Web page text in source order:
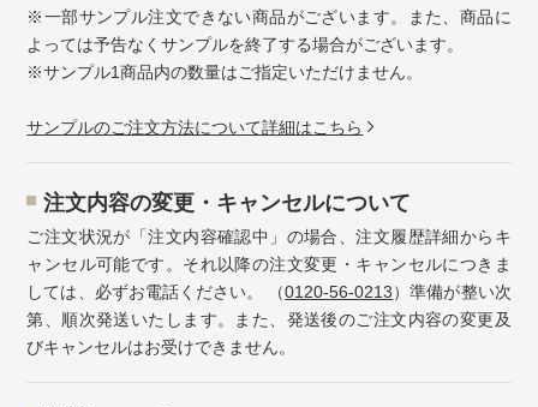
※一部サンプル注文できない商品がございます。また、商品に
よっては予告なくサンプルを終了する場合がございます。
※サンプル1商品内の数量はご指定いただけません。
サンプルのご注文方法について詳細はこちら
注⽂内容の変更・キャンセルについて
ご注文状況が「注文内容確認中」の場合、注文履歴詳細からキ
ャンセル可能です。それ以降の注文変更・キャンセルにつきま
しては、必ずお電話ください。 （0120-56-0213）準備が整い次
第、順次発送いたします。また、発送後のご注文内容の変更及
びキャンセルはお受けできません。